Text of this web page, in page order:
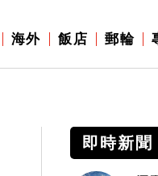
海外 飯店 郵輪
即時新聞